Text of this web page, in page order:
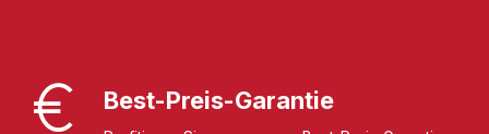
Best-Preis-Garantie